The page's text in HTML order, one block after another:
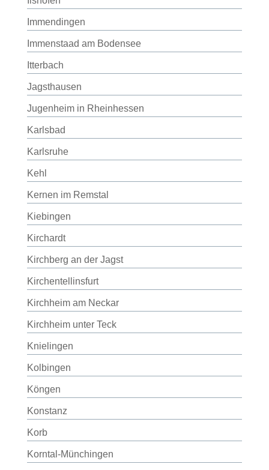
Immendingen
Immenstaad am Bodensee
Itterbach
Jagsthausen
Jugenheim in Rheinhessen
Karlsbad
Karlsruhe
Kehl
Kernen im Remstal
Kiebingen
Kirchardt
Kirchberg an der Jagst
Kirchentellinsfurt
Kirchheim am Neckar
Kirchheim unter Teck
Knielingen
Kolbingen
Köngen
Konstanz
Korb
Korntal-Münchingen